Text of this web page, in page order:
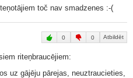
toč nav smadzenes :-(
0 0 Atbildēt
riteņbraucējiem:
uz gājēju pārejas, neuztraucieties,